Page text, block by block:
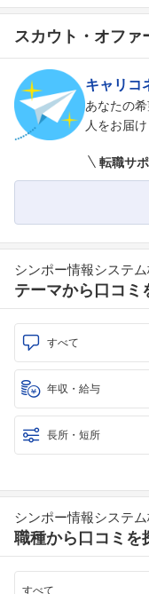
スカウト・オファ
キャリコ
あなたの
人をお届け
転職サ
シンポー情報システ
テーマから口コミ
すべて
年収・給与
長所・短所
シンポー情報システ
職種から口コミを
すべて